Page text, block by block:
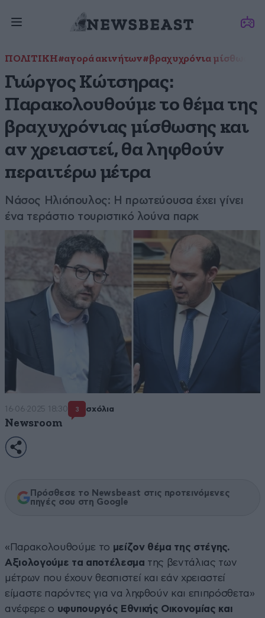
ΠΟΛΙΤΙΚΗ#αγορά ακινήτων#βραχυχρόνια μίσθωση
Γιώργος Κώτσηρας:
Παρακολουθούμε το θέμα της
βραχυχρόνιας μίσθωσης και
αν χρειαστεί, θα ληφθούν
περαιτέρω μέτρα
Νάσος Ηλιόπουλος: Η πρωτεύουσα έχει γίνει
ένα τεράστιο τουριστικό λούνα παρκ
16·06·2025 18:30 3 σχόλια
Newsroom
Πρόσθεσε το Newsbeast στις προτεινόμενες
πηγές σου στη Google
«Παρακολουθούμε το μείζον θέμα της στέγης.
Αξιολογούμε τα αποτέλεσμα της βεντάλιας των
μέτρων που έχουν θεσπιστεί και εάν χρειαστεί
είμαστε παρόντες για να ληφθούν και επιπρόσθετα»
ανέφερε ο υφυπουργός Εθνικής Οικονομίας και